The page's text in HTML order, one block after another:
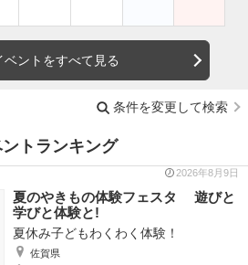
ベントをすべて見る
条件を変更して検索
トランキング
2026年8月9日
夏のやきもの体験フェスタ 遊びと
学びと体験と!
夏休み子どもわくわく体験！
佐賀県